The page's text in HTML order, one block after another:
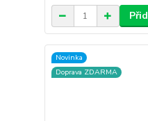
Novinka
Doprava ZDARMA